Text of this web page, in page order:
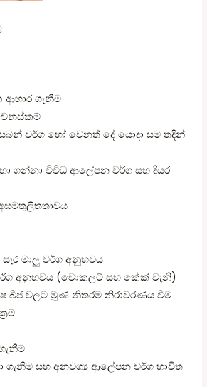
ගැනීම
වර්ග හෝ වෙනත් දේ යොදා සම තදින්
ගන්නා විවිධ ආලේපන වර්ග සහ දියර
මාලු වර්ග අනුභවය
අනුභවය (චොකලට්‌ සහ කේක්‌ වැනි)
බීජ වලට මූණ නිතරම නිරාවරණය වීම
ගැනීම සහ අනවශ්‍ය ආලේපන වර්ග භාවිත